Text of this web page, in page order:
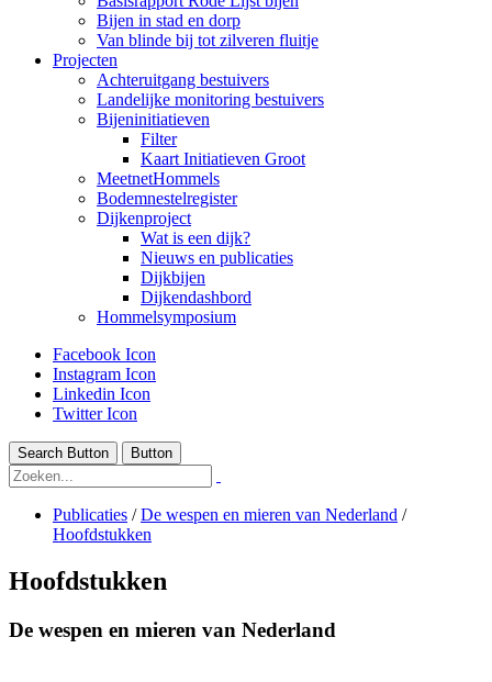
Bijen in stad en dorp
Van blinde bij tot zilveren fluitje
Projecten
Achteruitgang bestuivers
Landelijke monitoring bestuivers
Bijeninitiatieven
Filter
Kaart Initiatieven Groot
MeetnetHommels
Bodemnestelregister
Dijkenproject
Wat is een dijk?
Nieuws en publicaties
Dijkbijen
Dijkendashbord
Hommelsymposium
Facebook Icon
Instagram Icon
Linkedin Icon
Twitter Icon
Search Button Button
Publicaties /De wespen en mieren van Nederland /
Hoofdstukken
Hoofdstukken
De wespen en mieren van Nederland